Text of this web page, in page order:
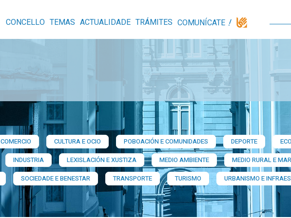
CONCELLO TEMAS ACTUALIDADE TRÁMITES COMUNÍCATE
COMERCIO CULTURA E OCIO POBOACIÓN E COMUNIDADES DEPORTE
INDUSTRIA LEXISLACIÓN E XUSTIZA MEDIO AMBIENTE MEDIO RURAL E
SOCIEDADE E BENESTAR TRANSPORTE TURISMO URBANISMO E